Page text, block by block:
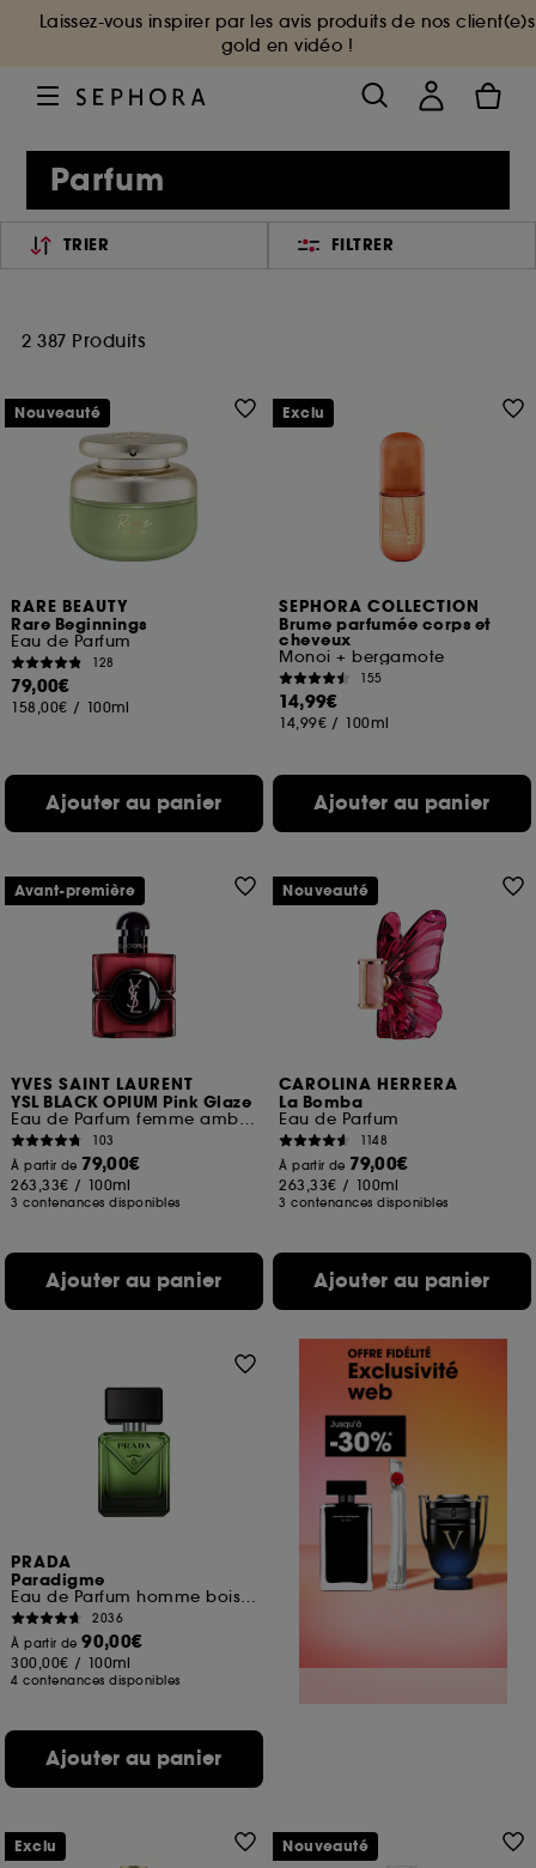
Laissez-vous inspirer par les avis produits de nos client(e)s
gold en vidéo !
Parfum
TRIER FILTRER
2 387 Produits
RARE BEAUTY
Rare Beginnings
Eau de Parfum
128
79,00€
158,00€ / 100ml
Ajouter au panier
Nouveauté
SEPHORA COLLECTION
Brume parfumée corps et
cheveux
Monoi + bergamote
155
14,99€
14,99€ / 100ml
Ajouter au panier
Exclu
YVES SAINT LAURENT
YSL BLACK OPIUM Pink Glaze
Eau de Parfum femme ambrée florale & note de fraise
103
À partir de 79,00€
263,33€ / 100ml
3 contenances disponibles
Ajouter au panier
Avant-première
CAROLINA HERRERA
La Bomba
Eau de Parfum
1148
À partir de 79,00€
263,33€ / 100ml
3 contenances disponibles
Ajouter au panier
Nouveauté
PRADA
Paradigme
Eau de Parfum homme boisée ambrée rechargeable
2036
À partir de90,00€
300,00€ / 100ml
4 contenances disponibles
Ajouter au panier
Exclu Nouveauté